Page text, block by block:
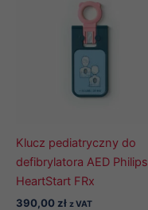
Klucz pediatryczny do
defibrylatora AED Philips
HeartStart FRx
390,00 zł z VAT